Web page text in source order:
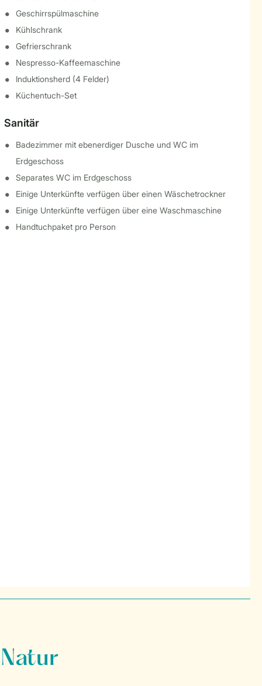
Geschirrspülmaschine
Kühlschrank
Gefrierschrank
Nespresso-Kaffeemaschine
Induktionsherd (4 Felder)
Küchentuch-Set
Sanitär
Badezimmer mit ebenerdiger Dusche und WC im
Erdgeschoss
Separates WC im Erdgeschoss
Einige Unterkünfte verfügen über einen Wäschetrockner
Einige Unterkünfte verfügen über eine Waschmaschine
Handtuchpaket pro Person